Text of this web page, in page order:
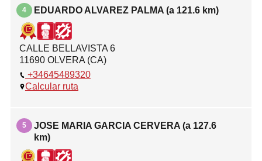
4 EDUARDO ALVAREZ PALMA (a 121.6 km)
CALLE BELLAVISTA 6
11690 OLVERA (CA)
+34645489320
Calcular ruta
5
JOSE MARIA GARCIA CERVERA (a 127.6
km)